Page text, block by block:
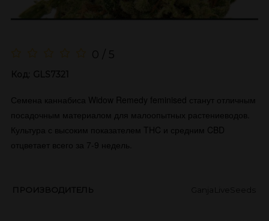
0 / 5
Семена каннабиса Widow Remedy feminised станут отличным
посадочным материалом для малоопытных растениеводов.
Культура с высоким показателем THC и средним CBD
отцветает всего за 7-9 недель.